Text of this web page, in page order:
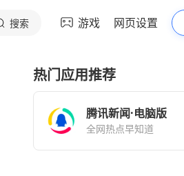
搜索 游戏 网页设置
热门应用推荐
腾讯新闻·电脑版
全网热点早知道